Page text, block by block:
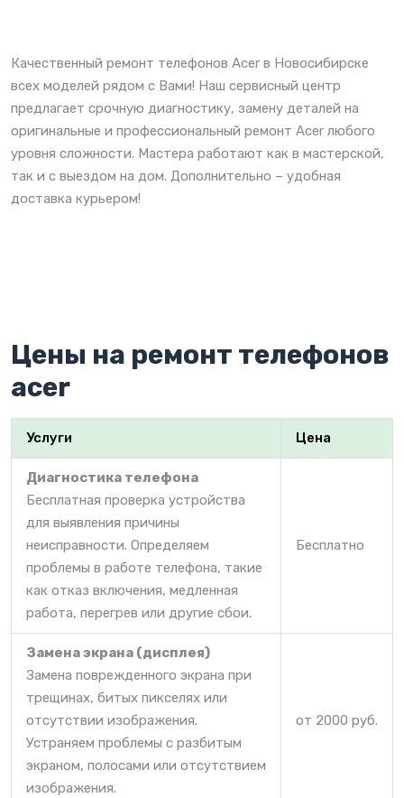
Качественный ремонт телефонов Acer в Новосибирске
всех моделей рядом с Вами! Наш сервисный центр
предлагает срочную диагностику, замену деталей на
оригинальные и профессиональный ремонт Acer любого
уровня сложности. Мастера работают как в мастерской,
так и с выездом на дом. Дополнительно – удобная
доставка курьером!
Цены на ремонт телефонов
acer
Услуги Цена
Диагностика телефона
Бесплатная проверка устройства
для выявления причины
неисправности. Определяем
проблемы в работе телефона, такие
как отказ включения, медленная
работа, перегрев или другие сбои.
Бесплатно
Замена экрана (дисплея)
Замена поврежденного экрана при
трещинах, битых пикселях или
отсутствии изображения.
Устраняем проблемы с разбитым
экраном, полосами или отсутствием
изображения.
от 2000 руб.